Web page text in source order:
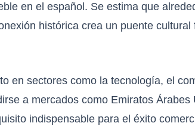
en el español. Se estima que
histórica crea un puente
en sectores como la tecnología, el
a mercados como Emiratos
indispensable para el éxito